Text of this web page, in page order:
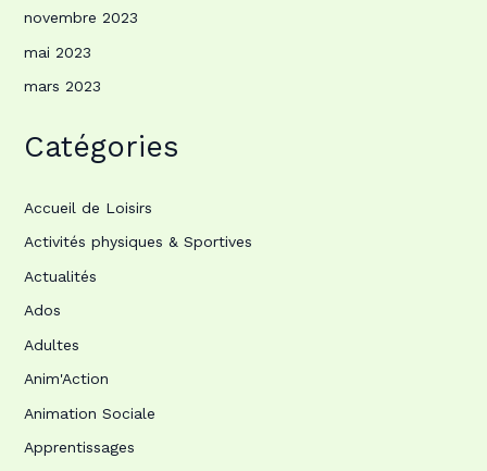
novembre 2023
mai 2023
mars 2023
Catégories
Accueil de Loisirs
Activités physiques & Sportives
Actualités
Ados
Adultes
Anim'Action
Animation Sociale
Apprentissages